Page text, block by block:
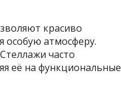
красиво
особую атмосферу.
часто
её на функциональные